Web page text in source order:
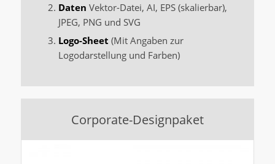
Daten Vektor-Datei, AI, EPS (skalierbar),
JPEG, PNG und SVG
Logo-Sheet (Mit Angaben zur
Logodarstellung und Farben)
Corporate-Designpaket